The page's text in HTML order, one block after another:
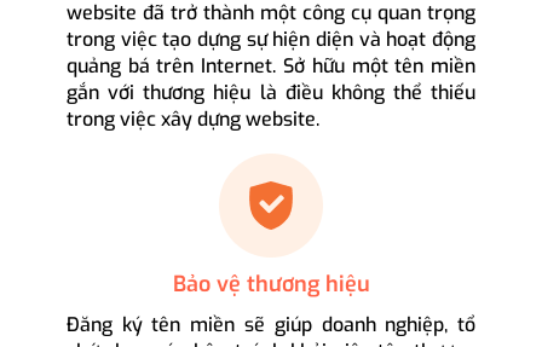
website đã trở thành một công cụ quan trọng
trong việc tạo dựng sự hiện diện và hoạt động
quảng bá trên Internet. Sở hữu một tên miền
gắn với thương hiệu là điều không thể thiếu
trong việc xây dựng website.
Bảo vệ thương hiệu
Đăng ký tên miền sẽ giúp doanh nghiệp, tổ